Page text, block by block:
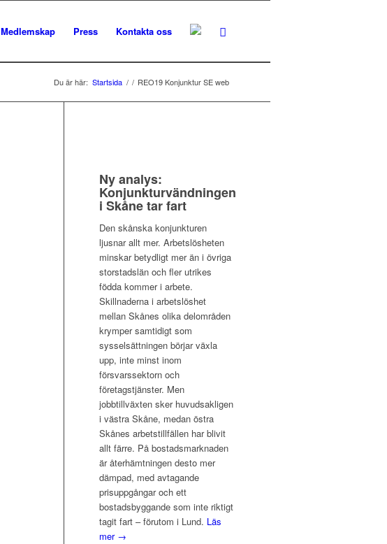
Medlemskap Press Kontakta oss
Du är här: Startsida / / REO19 Konjunktur SE web
Ny analys:
Konjunkturvändningen
i Skåne tar fart
Den skånska konjunkturen
ljusnar allt mer. Arbetslösheten
minskar betydligt mer än i övriga
storstadslän och fler utrikes
födda kommer i arbete.
Skillnaderna i arbetslöshet
mellan Skånes olika delområden
krymper samtidigt som
sysselsättningen börjar växla
upp, inte minst inom
försvarssektorn och
företagstjänster. Men
jobbtillväxten sker huvudsakligen
i västra Skåne, medan östra
Skånes arbetstillfällen har blivit
allt färre. På bostadsmarknaden
är återhämtningen desto mer
dämpad, med avtagande
prisuppgångar och ett
bostadsbyggande som inte riktigt
tagit fart – förutom i Lund. Läs
mer →